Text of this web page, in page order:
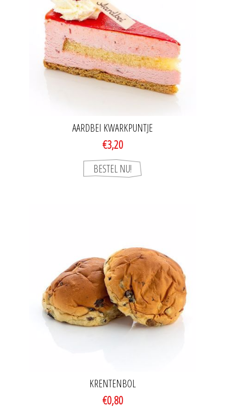
AARDBEI KWARKPUNTJE
€3,20
KRENTENBOL
€0,80